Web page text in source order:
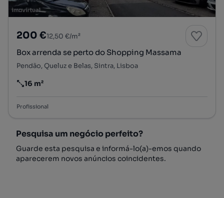
200 €12,50 €/m²
Box arrenda se perto do Shopping Massama
Pendão, Queluz e Belas, Sintra, Lisboa
Preço por metro quadrado
16 m²
Profissional
Pesquisa um negócio perfeito?
Guarde esta pesquisa e informá-lo(a)-emos quando
aparecerem novos anúncios coincidentes.